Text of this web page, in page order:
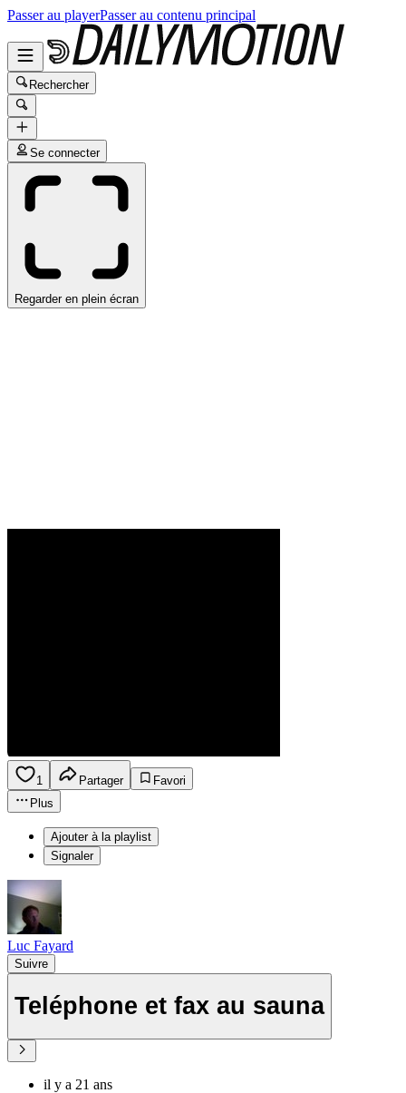
Passer au playerPasser au contenu principal
Rechercher
Se connecter
Regarder en plein écran
1 Partager
Favori
Plus
Ajouter à la playlist
Signaler
Luc Fayard
Suivre
Teléphone et fax au sauna
il y a 21 ans